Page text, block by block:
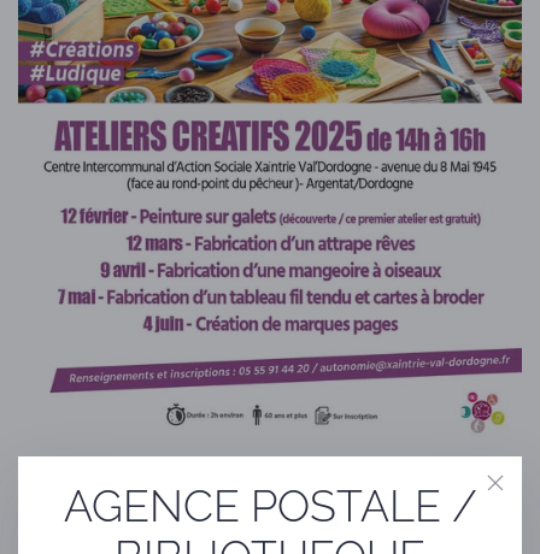
PRÉCÉDENT SUIVANT
AGENCE POSTALE /